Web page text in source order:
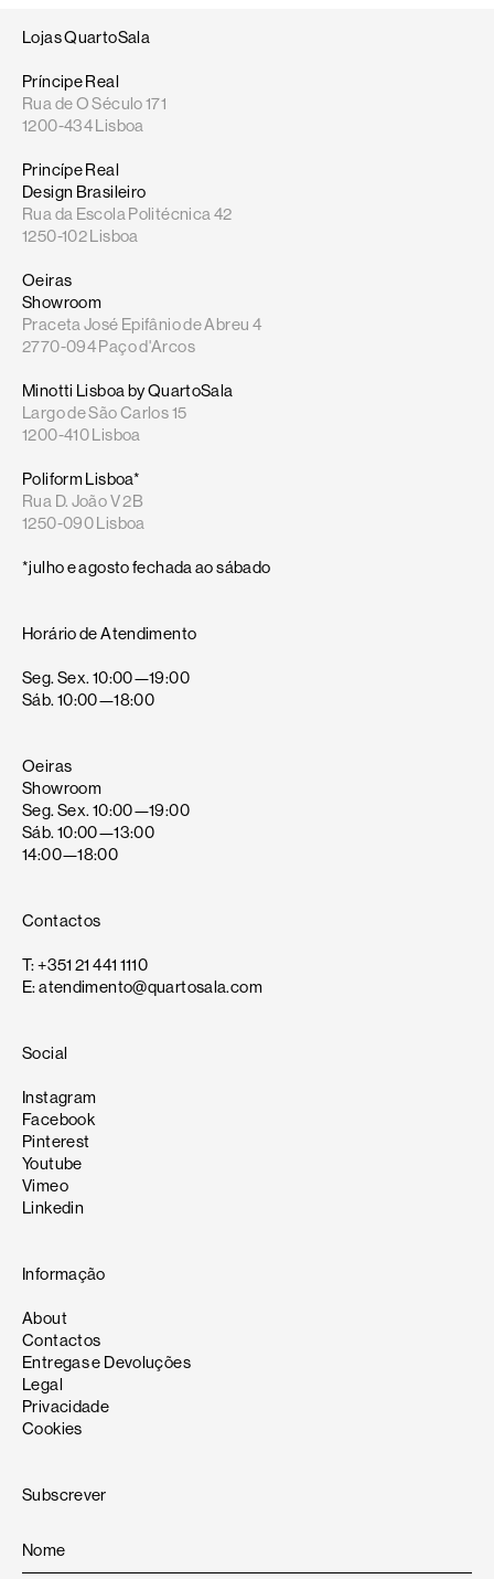
Lojas QuartoSala
Príncipe Real
Rua de O Século 171
1200-434 Lisboa
Princípe Real
Design Brasileiro
Rua da Escola Politécnica 42
1250-102 Lisboa
Oeiras
Showroom
Praceta José Epifânio de Abreu 4
2770-094 Paço d'Arcos
Minotti Lisboa by QuartoSala
Largo de São Carlos 15
1200-410 Lisboa
Poliform Lisboa*
Rua D. João V 2B
1250-090 Lisboa
*julho e agosto fechada ao sábado
Horário de Atendimento
Seg. Sex. 10:00—19:00
Sáb. 10:00—18:00
Oeiras
Showroom
Seg. Sex. 10:00—19:00
Sáb. 10:00—13:00
14:00—18:00
Contactos
T: +351 21 441 1110
E: atendimento@quartosala.com
Social
Instagram
Facebook
Pinterest
Youtube
Vimeo
Linkedin
Informação
About
Contactos
Entregas e Devoluções
Legal
Privacidade
Cookies
Subscrever